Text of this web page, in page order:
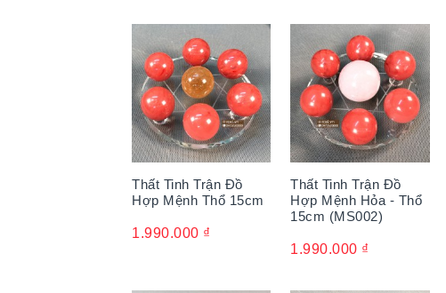
Thất Tinh Trận Đồ
Hợp Mệnh Thổ 15cm
1.990.000 ₫
Thất Tinh Trận Đồ
Hợp Mệnh Hỏa - Thổ
15cm (MS002)
1.990.000 ₫